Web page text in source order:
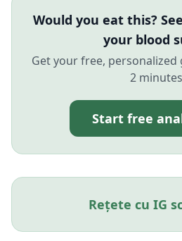
Would you eat this?
your blood
Get your free, personalized
2
Start free
Rețete cu IG